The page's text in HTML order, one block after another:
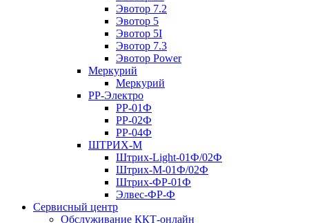
Эвотор 7.2
Эвотор 5
Эвотор 5I
Эвотор 7.3
Эвотор Power
Меркурий
Меркурий
РР-Электро
РР-01Ф
РР-02Ф
РР-04Ф
ШТРИХ-М
Штрих-Light-01Ф/02Ф
Штрих-М-01Ф/02Ф
Штрих-ФР-01Ф
Элвес-ФР-Ф
Сервисный центр
Обслуживание ККТ-онлайн